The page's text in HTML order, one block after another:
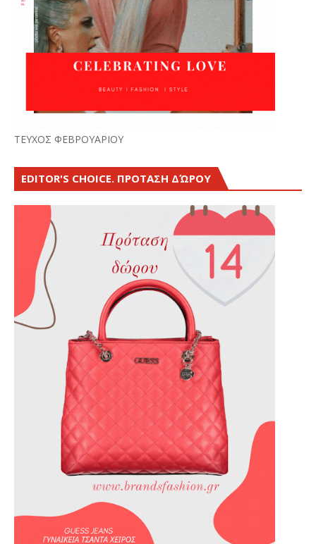
ΤΕΥΧΟΣ ΦΕΒΡΟΥΑΡΙΟΥ
EDITOR'S CHOICE. ΠΡΟΤΑΣΗ ΔΏΡΟΥ